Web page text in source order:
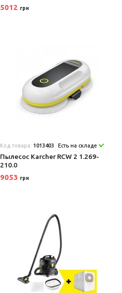
5012 грн
Код товара: 1013403 Есть на складе
Пылесос Karcher RCW 2 1.269-
210.0
9053 грн